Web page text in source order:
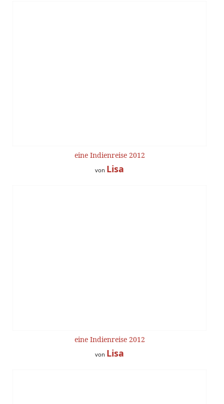
eine Indienreise 2012
von Lisa
eine Indienreise 2012
von Lisa